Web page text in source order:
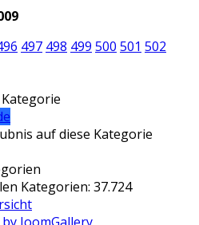
497 498 499 500 501 502
Kategorien: 37.724